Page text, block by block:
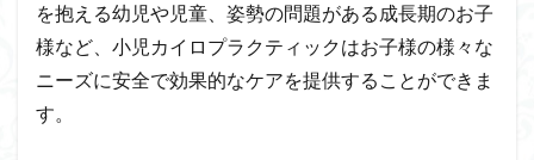
を抱える幼児や児童、姿勢の問題がある成長期のお子
様など、小児カイロプラクティックはお子様の様々な
ニーズに安全で効果的なケアを提供することができま
す。